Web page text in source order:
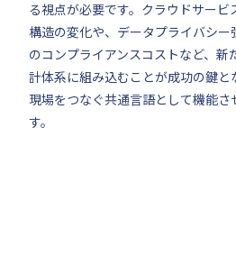
る視点が必要です。クラウドサービ
構造の変化や、データプライバシー
のコンプライアンスコストなど、新
計体系に組み込むことが成功の鍵と
現場をつなぐ共通言語として機能さ
す。